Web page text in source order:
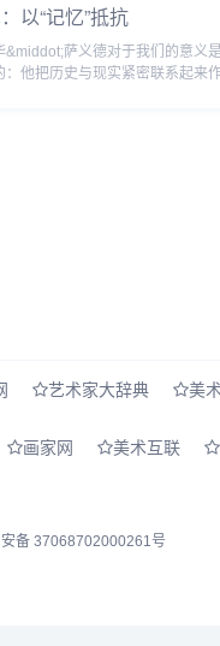
以“记忆”抵抗
&middot;萨义德对于我们的意义
：他把历史与现实紧密联系起来
艺术家大辞典 美
画家网 美术互联
备 37068702000261号